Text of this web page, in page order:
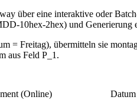
über eine interaktive oder
10hex-2hex) und Generierung
= Freitag), übermitteln sie
aus Feld P_1.
(Online)
Datum